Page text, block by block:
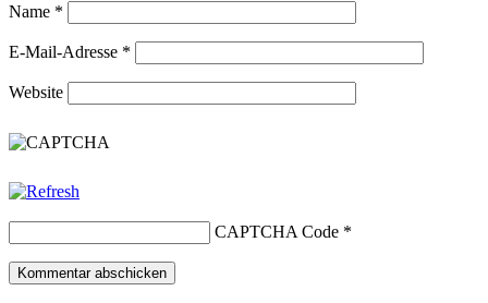
Name *
E-Mail-Adresse *
Website
CAPTCHA Code *